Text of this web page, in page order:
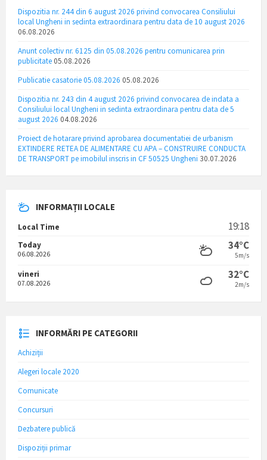
Dispozitia nr. 244 din 6 august 2026 privind convocarea Consiliului
local Ungheni in sedinta extraordinara pentru data de 10 august 2026
06.08.2026
Anunt colectiv nr. 6125 din 05.08.2026 pentru comunicarea prin
publicitate 05.08.2026
Publicatie casatorie 05.08.2026 05.08.2026
Dispozitia nr. 243 din 4 august 2026 privind convocarea de indata a
Consiliului local Ungheni in sedinta extraordinara pentru data de 5
august 2026 04.08.2026
Proiect de hotarare privind aprobarea documentatiei de urbanism
EXTINDERE RETEA DE ALIMENTARE CU APA – CONSTRUIRE CONDUCTA
DE TRANSPORT pe imobilul inscris in CF 50525 Ungheni 30.07.2026
INFORMAȚII LOCALE
Local Time 19:18
Today
06.08.2026
34°C
5m/s
vineri
07.08.2026
32°C
2m/s
INFORMĂRI PE CATEGORII
Achiziții
Alegeri locale 2020
Comunicate
Concursuri
Dezbatere publică
Dispoziții primar